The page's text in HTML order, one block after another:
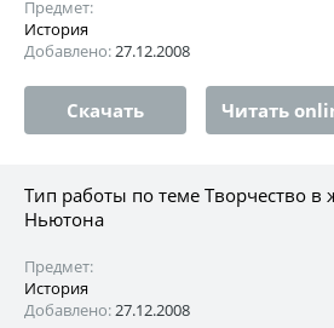
Предмет:
История
Добавлено:27.12.2008
Скачать Читать
Тип работы по теме Творчество в
Ньютона
Предмет:
История
Добавлено:27.12.2008